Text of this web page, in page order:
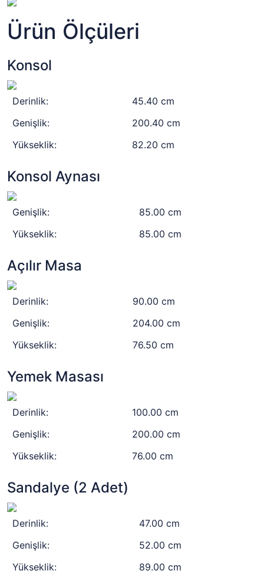
Ürün Ölçüleri
Konsol
Derinlik:
45.40 cm
Genişlik:
200.40 cm
Yükseklik:
82.20 cm
Konsol Aynası
Genişlik:
85.00 cm
Yükseklik:
85.00 cm
Açılır Masa
Derinlik:
90.00 cm
Genişlik:
204.00 cm
Yükseklik:
76.50 cm
Yemek Masası
Derinlik:
100.00 cm
Genişlik:
200.00 cm
Yükseklik:
76.00 cm
Sandalye (2 Adet)
Derinlik:
47.00 cm
Genişlik:
52.00 cm
Yükseklik:
89.00 cm